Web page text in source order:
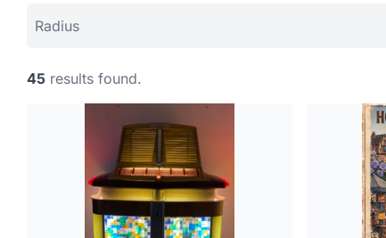
45 results found.